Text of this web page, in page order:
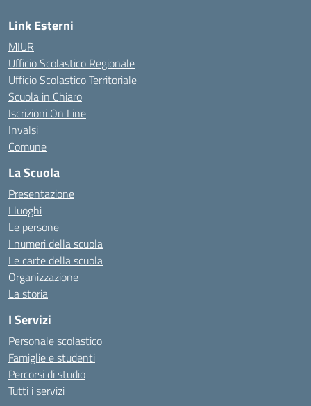
Link Esterni
MIUR
Ufficio Scolastico Regionale
Ufficio Scolastico Territoriale
Scuola in Chiaro
Iscrizioni On Line
Invalsi
Comune
La Scuola
Presentazione
I luoghi
Le persone
I numeri della scuola
Le carte della scuola
Organizzazione
La storia
I Servizi
Personale scolastico
Famiglie e studenti
Percorsi di studio
Tutti i servizi